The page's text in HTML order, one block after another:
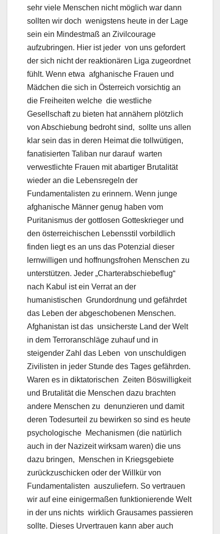
sehr viele Menschen nicht möglich war dann
sollten wir doch wenigstens heute in der Lage
sein ein Mindestmaß an Zivilcourage
aufzubringen. Hier ist jeder von uns gefordert
der sich nicht der reaktionären Liga zugeordnet
fühlt. Wenn etwa afghanische Frauen und
Mädchen die sich in Österreich vorsichtig an
die Freiheiten welche die westliche
Gesellschaft zu bieten hat annähern plötzlich
von Abschiebung bedroht sind, sollte uns allen
klar sein das in deren Heimat die tollwütigen,
fanatisierten Taliban nur darauf warten
verwestlichte Frauen mit abartiger Brutalität
wieder an die Lebensregeln der
Fundamentalisten zu erinnern. Wenn junge
afghanische Männer genug haben vom
Puritanismus der gottlosen Gotteskrieger und
den österreichischen Lebensstil vorbildlich
finden liegt es an uns das Potenzial dieser
lernwilligen und hoffnungsfrohen Menschen zu
unterstützen. Jeder „Charterabschiebeflug“
nach Kabul ist ein Verrat an der
humanistischen Grundordnung und gefährdet
das Leben der abgeschobenen Menschen.
Afghanistan ist das unsicherste Land der Welt
in dem Terroranschläge zuhauf und in
steigender Zahl das Leben von unschuldigen
Zivilisten in jeder Stunde des Tages gefährden.
Waren es in diktatorischen Zeiten Böswilligkeit
und Brutalität die Menschen dazu brachten
andere Menschen zu denunzieren und damit
deren Todesurteil zu bewirken so sind es heute
psychologische Mechanismen (die natürlich
auch in der Nazizeit wirksam waren) die uns
dazu bringen, Menschen in Kriegsgebiete
zurückzuschicken oder der Willkür von
Fundamentalisten auszuliefern. So vertrauen
wir auf eine einigermaßen funktionierende Welt
in der uns nichts wirklich Grausames passieren
sollte. Dieses Urvertrauen kann aber auch